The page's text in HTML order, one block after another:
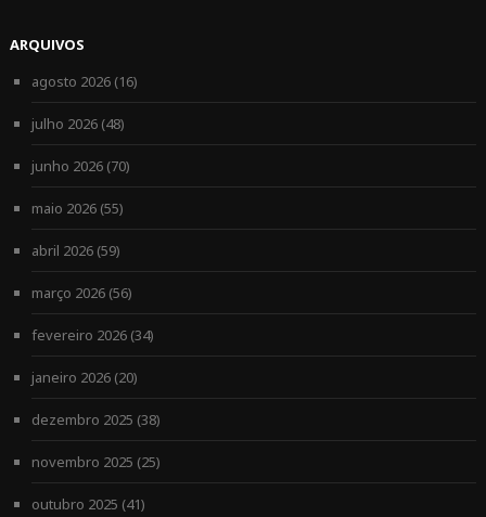
ARQUIVOS
agosto 2026(16)
julho 2026(48)
junho 2026(70)
maio 2026(55)
abril 2026(59)
março 2026(56)
fevereiro 2026(34)
janeiro 2026(20)
dezembro 2025 (38)
novembro 2025 (25)
outubro 2025 (41)